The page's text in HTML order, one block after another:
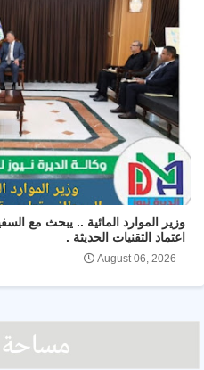
وزير الموارد المائية .. يبحث مع
اعتماد التقنيات الحديثة .
August 06, 2026